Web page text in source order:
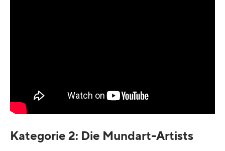
Kategorie 2: Die Mundart-Artists